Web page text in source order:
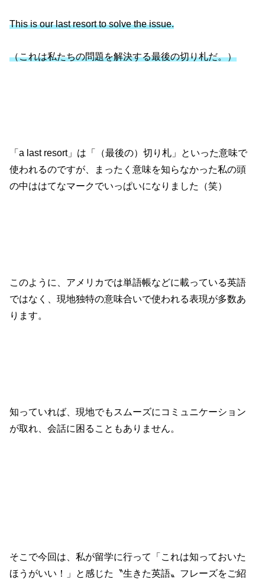
This is our last resort to solve the issue.
（これは私たちの問題を解決する最後の切り札だ。）
「a last resort」は「（最後の）切り札」といった意味で
使われるのですが、まったく意味を知らなかった私の頭
の中ははてなマークでいっぱいになりました（笑）
このように、アメリカでは単語帳などに載っている英語
ではなく、現地独特の意味合いで使われる表現が多数あ
ります。
知っていれば、現地でもスムーズにコミュニケーション
が取れ、会話に困ることもありません。
そこで今回は、私が留学に行って「これは知っておいた
ほうがいい！」と感じた〝生きた英語〟フレーズをご紹